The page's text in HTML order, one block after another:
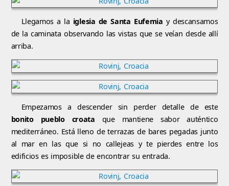
Llegamos a la iglesia de Santa Eufemia y descansamos
de la caminata observando las vistas que se veían desde allí
arriba.
Empezamos a descender sin perder detalle de este
bonito pueblo croata que mantiene sabor auténtico
mediterráneo. Está lleno de terrazas de bares pegadas junto
al mar en las que si no callejeas y te pierdes entre los
edificios es imposible de encontrar su entrada.